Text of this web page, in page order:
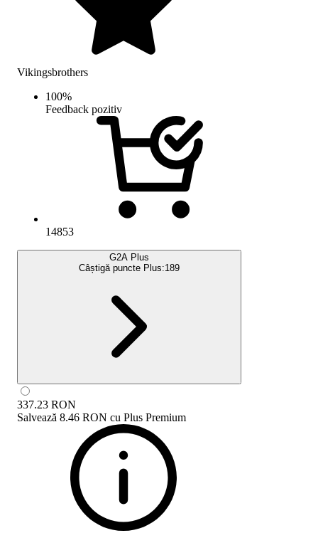
Vikingsbrothers
100%
Feedback pozitiv
14853
G2A Plus
Câștigă puncte Plus:189
337.23 RON
Salvează 8.46 RON cu Plus Premium